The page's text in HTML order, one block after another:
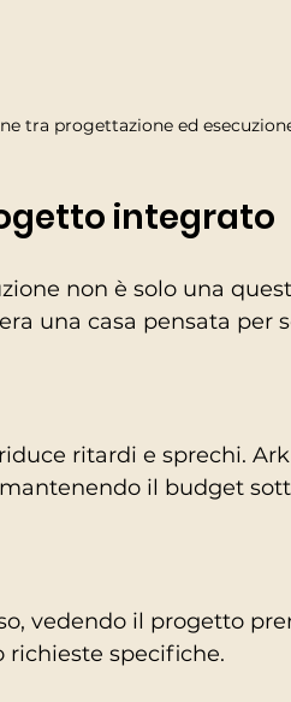
tra progettazione ed
integrato
non è solo una
una casa pensata per
ritardi e sprechi.
il budget
vedendo il progetto
specifiche.